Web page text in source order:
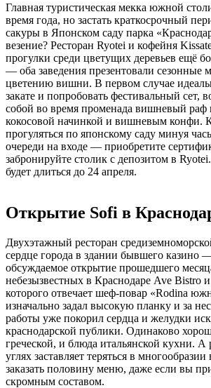
Главная туристическая мекка южной
время года, но застать краткосрочный
сакуры в Японском саду парка
везение? Ресторан Ryotei и кофейня
прогулки среди цветущих деревьев ещё
— оба заведения презентовали сезонные
цветению вишни. В первом случае
закате и попробовать фестивальный сет,
собой во время променада вишневый раф
кокосовой начинкой и вишневым конфи.
прогуляться по японскому саду минуя
очереди на входе — приобретите
забронируйте столик с депозитом в
будет длиться до 24 апреля.
Открытие Sofi в
Двухэтажный ресторан
сердце города в здании бывшего казино
обсуждаемое открытие прошедшего
небезызвестных в Краснодаре Ave Bistro
которого отвечает шеф-повар «Rodina
изначально задал высокую планку и за
работы уже покорил сердца и желудки
краснодарской публики. Одинаково
греческой, и блюда итальянской кухни. А
углях заставляет теряться в
заказать половину меню, даже если вы
скромным составом.